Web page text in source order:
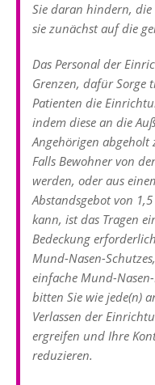
Sie daran hindern, die
sie zunächst auf die
Das Personal der
Grenzen, dafür Sorge
Patienten die
indem diese an die
Angehörigen abgeholt
Falls Bewohner von
werden, oder aus
Abstandsgebot von
kann, ist das Tragen
Bedeckung
Mund-Nasen-
einfache Mund-
bitten Sie wie jede(n)
Verlassen der
ergreifen und Ihre
reduzieren.